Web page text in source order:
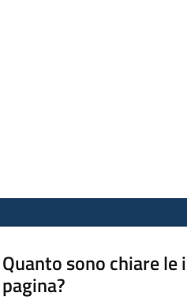
Quanto sono chiare
pagina?